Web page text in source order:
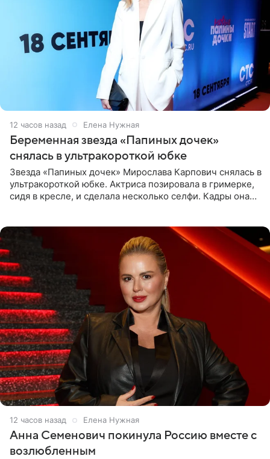
12 часов назад Елена Нужная
Беременная звезда «Папиных дочек»
снялась в ультракороткой юбке
Звезда «Папиных дочек» Мирослава Карпович снялась в
ультракороткой юбке. Актриса позировала в гримерке,
сидя в кресле, и сделала несколько селфи. Кадры она
12 часов назад Елена Нужная
Анна Семенович покинула Россию вместе с
возлюбленным